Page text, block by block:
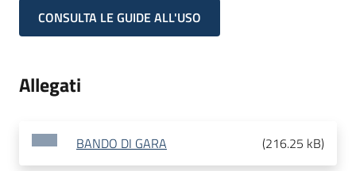
CONSULTA LE GUIDE ALL'USO
Allegati
BANDO DI GARA (216.25 kB)